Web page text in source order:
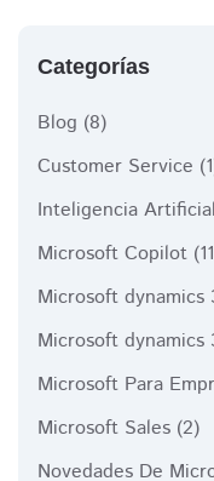
Categorías
Blog (8)
Customer Service
Inteligencia Artificial
Microsoft Copilot
Microsoft dynamics
Microsoft dynamics
Microsoft Para
Microsoft Sales (2)
Novedades De